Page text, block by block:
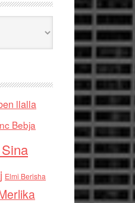
llalla
Bebja
Elmi Berisha